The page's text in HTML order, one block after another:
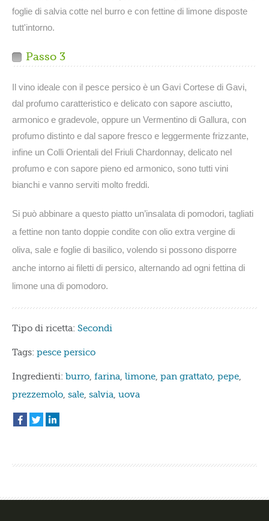
foglie di salvia cotte nel burro e con fettine di limone disposte
tutt'intorno.
Passo 3
Il vino ideale con il pesce persico è un Gavi Cortese di Gavi,
dal profumo caratteristico e delicato con sapore asciutto,
armonico e gradevole, oppure un Vermentino di Gallura, con
profumo distinto e dal sapore fresco e leggermente frizzante,
infine un Colli Orientali del Friuli Chardonnay, delicato nel
profumo e con sapore pieno ed armonico, sono tutti vini
bianchi e vanno serviti molto freddi.
Si può abbinare a questo piatto un’insalata di pomodori, tagliati
a fettine non tanto doppie condite con olio extra vergine di
oliva, sale e foglie di basilico, volendo si possono disporre
anche intorno ai filetti di persico, alternando ad ogni fettina di
limone una di pomodoro.
Tipo di ricetta: Secondi
Tags: pesce persico
Ingredienti: burro, farina, limone, pan grattato, pepe,
prezzemolo, sale, salvia, uova